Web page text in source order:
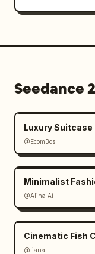
Seedance
Luxury
@EcomBos
Minimalist
@Alina Ai
Cinematic Fish
@liana